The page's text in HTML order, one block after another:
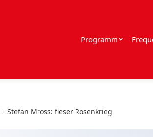
Programm
Stefan Mross: fieser Rosenkrieg